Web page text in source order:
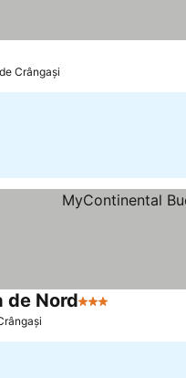
Crângaşi
de Nord3 Stele